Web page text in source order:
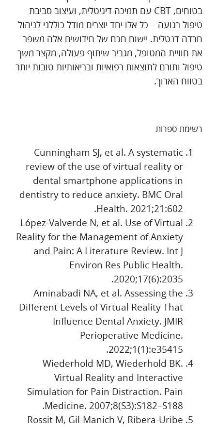
בטוחים, CBT עם תמיכה דיגיטלית, ועיצוב סביבת
טיפול רגועה – כל אלו יחד יוצרים מודל כוללני לניהול
חרדה דנטלית. יישום חכם של חידושים אלה משפר
את חוויית המטופל, מגביר שיתוף פעולה, מקצר משך
טיפול ותורם לתוצאות רפואיות ובריאותיות טובות יותר
בטווח הארוך.
רשימת ספרות
Cunningham SJ, et al. A systematic
review of the use of virtual reality or
dental smartphone applications in
dentistry to reduce anxiety. BMC Oral
Health. 2021;21:602.
López-Valverde N, et al. Use of Virtual
Reality for the Management of Anxiety
and Pain: A Literature Review. Int J
Environ Res Public Health.
2020;17(6):2035.
Aminabadi NA, et al. Assessing the
Different Levels of Virtual Reality That
Influence Dental Anxiety. JMIR
Perioperative Medicine.
2022;1(1):e35415.
Wiederhold MD, Wiederhold BK.
Virtual Reality and Interactive
Simulation for Pain Distraction. Pain
Medicine. 2007;8(S3):S182–S188.
Rossit M, Gil-Manich V, Ribera-Uribe